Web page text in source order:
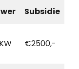
Subsidie
€2500,-